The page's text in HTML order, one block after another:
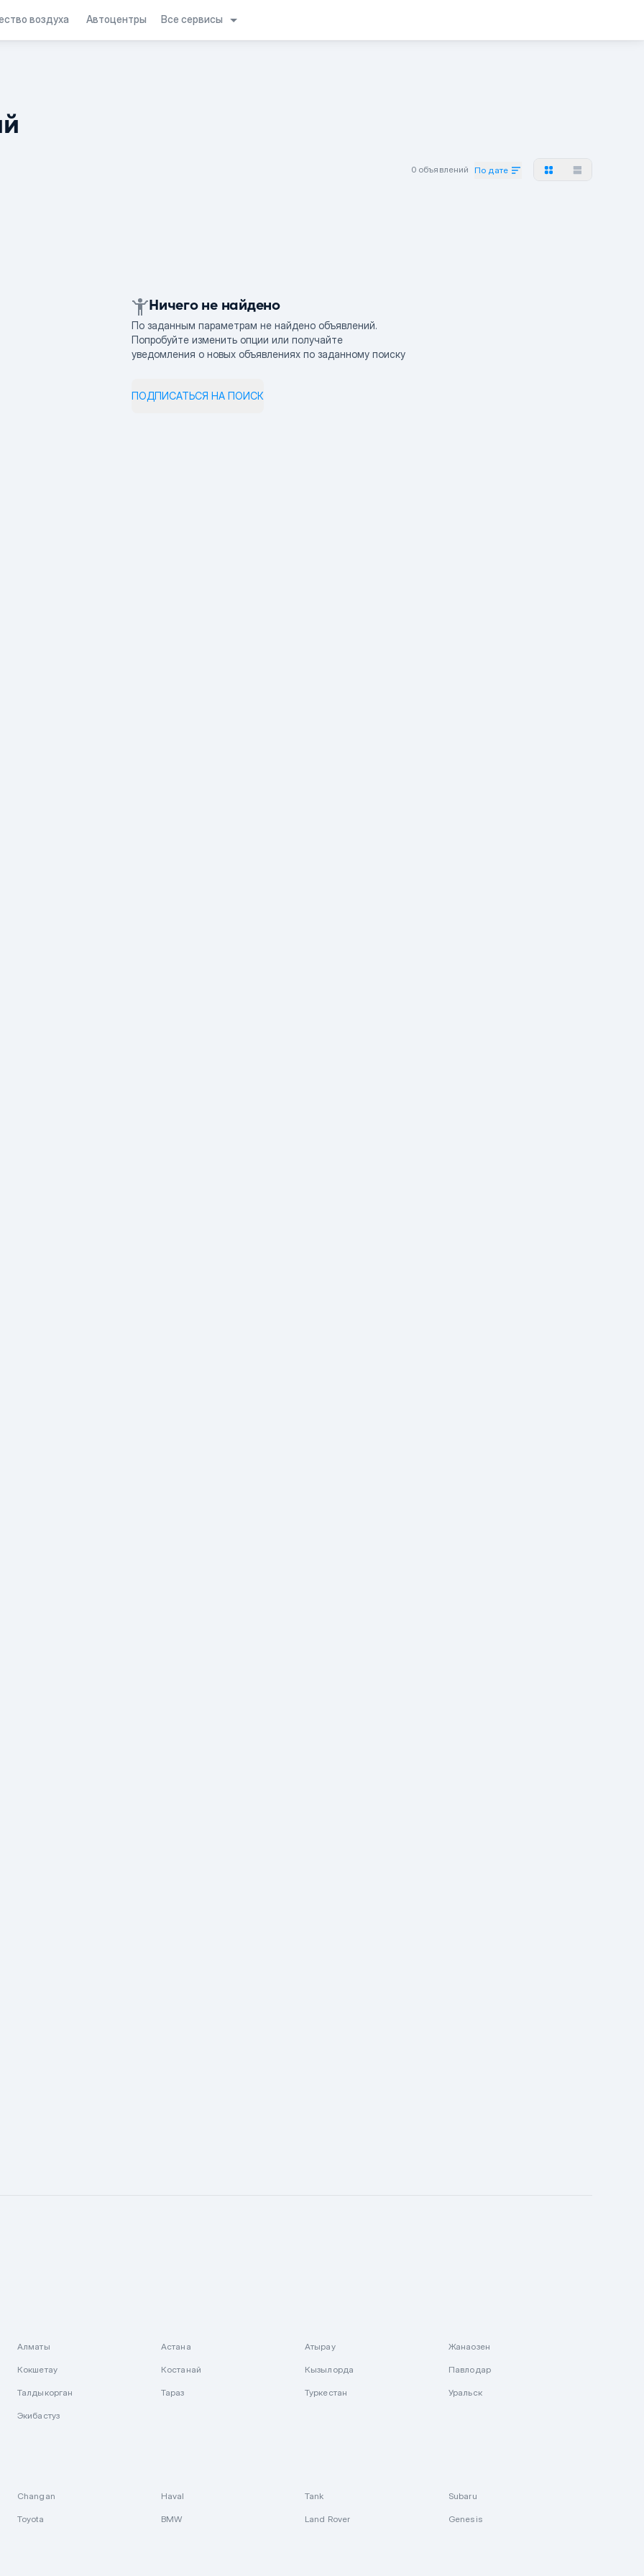
воздуха Автоцентры Все сервисы
0 объявлений По дате
Ничего не найдено
По заданным параметрам не найдено объявлений.
Попробуйте изменить опции или получайте
уведомления о новых объявлениях по заданному поиску
ПОДПИСАТЬСЯ НА ПОИСК
Алматы Астана Атырау Жанаозен
Кокшетау Костанай Кызылорда Павлодар
Талдыкорган Тараз Туркестан Уральск
Экибастуз
Changan Haval Tank Subaru
Toyota BMW Land Rover Genesis